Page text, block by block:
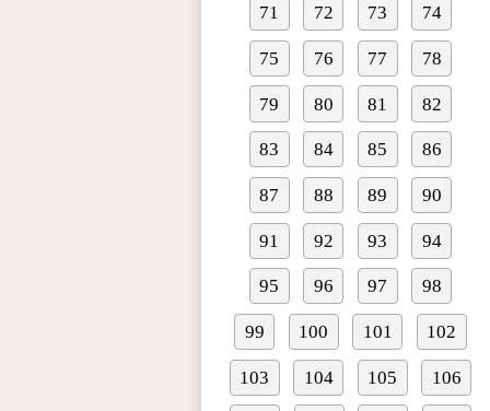
71 72 73 74
75 76 77 78
79 80 81 82
83 84 85 86
87 88 89 90
91 92 93 94
95 96 97 98
99 100 101 102
103 104 105 106